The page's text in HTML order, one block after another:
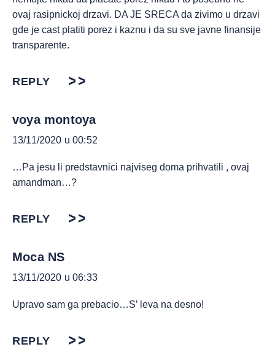
ovaj rasipnickoj drzavi. DA JE SRECA da zivimo u drzavi
gde je cast platiti porez i kaznu i da su sve javne finansije
transparente.
REPLY
voya montoya
13/11/2020 u 00:52
…Pa jesu li predstavnici najviseg doma prihvatili , ovaj
amandman…?
REPLY
Moca NS
13/11/2020 u 06:33
Upravo sam ga prebacio…S’ leva na desno!
REPLY